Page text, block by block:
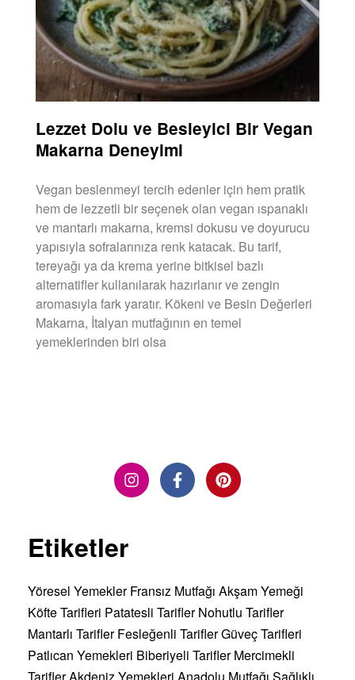
Lezzet Dolu ve Besleyici Bir Vegan
Makarna Deneyimi
Vegan beslenmeyi tercih edenler için hem pratik
hem de lezzetli bir seçenek olan vegan ıspanaklı
ve mantarlı makarna, kremsi dokusu ve doyurucu
yapısıyla sofralarınıza renk katacak. Bu tarif,
tereyağı ya da krema yerine bitkisel bazlı
alternatifler kullanılarak hazırlanır ve zengin
aromasıyla fark yaratır. Kökeni ve Besin Değerleri
Makarna, İtalyan mutfağının en temel
yemeklerinden biri olsa
Etiketler
Yöresel Yemekler Fransız Mutfağı Akşam Yemeği
Köfte Tarifleri Patatesli Tarifler Nohutlu Tarifler
Mantarlı Tarifler Fesleğenli TariflerGüveç Tarifleri
Patlıcan Yemekleri Biberiyeli Tarifler Mercimekli
TariflerAkdeniz Yemekleri Anadolu Mutfağı Sağlıklı